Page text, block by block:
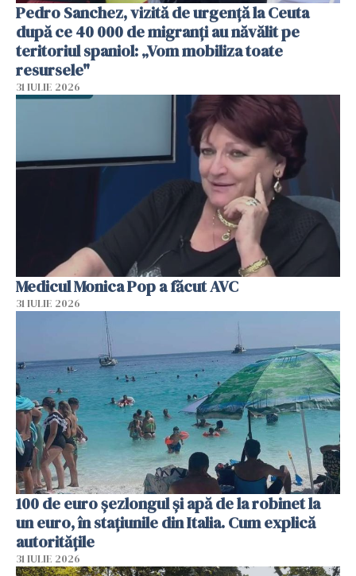
Pedro Sanchez, vizită de urgență la Ceuta
după ce 40 000 de migranți au năvălit pe
teritoriul spaniol: „Vom mobiliza toate
resursele"
31 IULIE 2026
Medicul Monica Pop a făcut AVC
31 IULIE 2026
100 de euro șezlongul și apă de la robinet la
un euro, în stațiunile din Italia. Cum explică
autoritățile
31 IULIE 2026